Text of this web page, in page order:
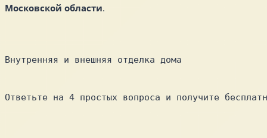
Московской области.
Внутренняя и внешняя отделка дома
Ответьте на 4 простых вопроса и получите